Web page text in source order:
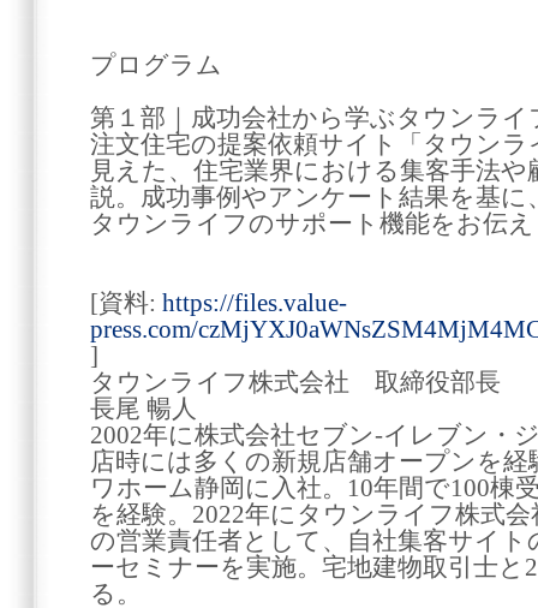
プログラム
第１部｜成功会社から学ぶタウンラ
注文住宅の提案依頼サイト「タウン
見えた、住宅業界における集客手法
説。成功事例やアンケート結果を基
タウンライフのサポート機能をお伝
[資料: https://files.value-
press.com/
]
タウンライフ株式会社 取締役部長
長尾 暢人
2002年に株式会社セブン‐イレブン・
店時には多くの新規店舗オープンを経
ワホーム静岡に入社。10年間で100棟
を経験。2022年にタウンライフ株式
の営業責任者として、自社集客サイ
ーセミナーを実施。宅地建物取引士と
る。